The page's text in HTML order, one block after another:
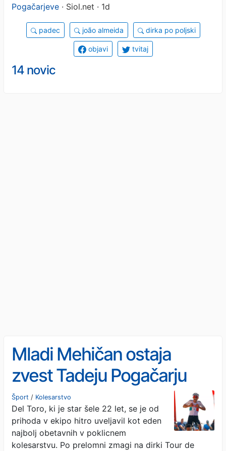
Pogačarjeve · Siol.net · 1d
padec joão almeida dirka po poljski
objavi tvitaj
14 novic
Mladi Mehičan ostaja
zvest Tadeju Pogačarju
Šport / Kolesarstvo
Del Toro, ki je star šele 22 let, se je od
prihoda v ekipo hitro uveljavil kot eden
najbolj obetavnih v poklicnem
kolesarstvu. Po prelomni zmagi na dirki Tour de